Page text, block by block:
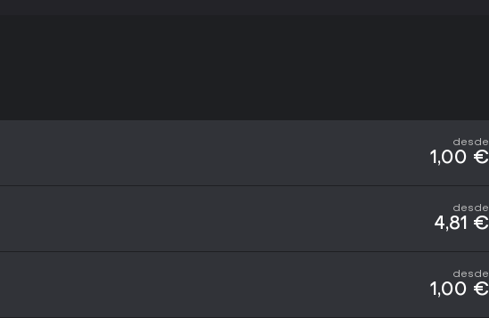
desde
1,00 €
desde
4,81 €
desde
1,00 €